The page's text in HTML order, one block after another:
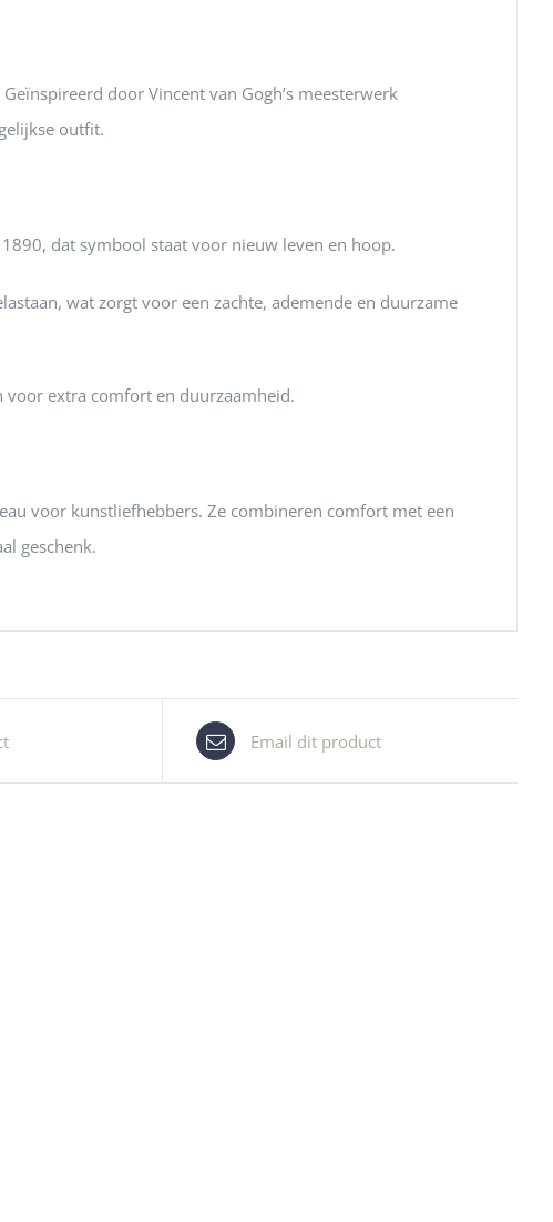
Geïnspireerd door Vincent van Gogh’s meesterwerk
outfit.
1890, dat symbool staat voor nieuw leven en hoop.
wat zorgt voor een zachte, ademende en duurzame
voor extra comfort en duurzaamheid.
voor kunstliefhebbers. Ze combineren comfort met een
geschenk.
Email dit product